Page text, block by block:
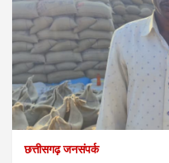
छत्तीसगढ़ जनसंपर्क